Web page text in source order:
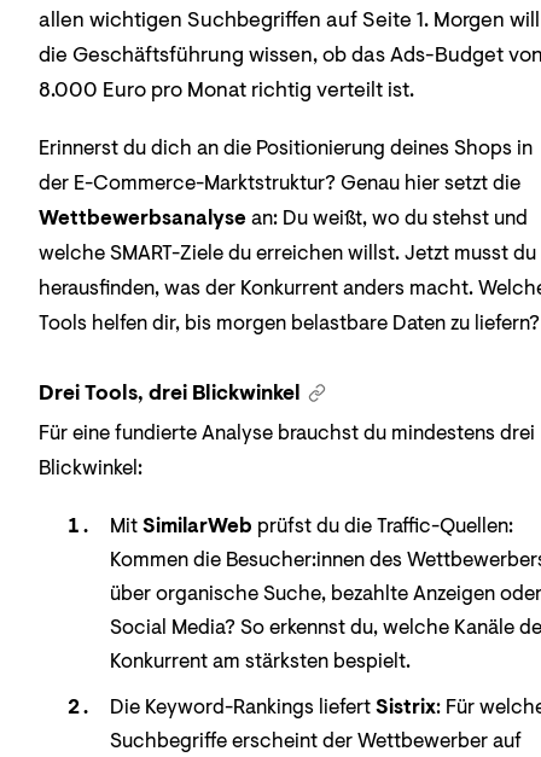
allen wichtigen Suchbegriffen auf Seite 1. Morgen will
die Geschäftsführung wissen, ob das Ads-Budget
8.000 Euro pro Monat richtig verteilt ist.
Erinnerst du dich an die Positionierung deines Shops in
der E-Commerce-Marktstruktur? Genau hier setzt die
Wettbewerbsanalysean: Du weißt, wo du stehst und
welche SMART-Ziele du erreichen willst. Jetzt musst du
herausfinden, was der Konkurrent anders macht.
Tools helfen dir, bis morgen belastbare Daten zu liefern?
Drei Tools, drei Blickwinkel
Für eine fundierte Analyse brauchst du mindestens drei
Blickwinkel:
MitSimilarWeb prüfst du die Traffic-Quellen:
Kommen die Besucher:innen des
über organische Suche, bezahlte Anzeigen oder
Social Media? So erkennst du, welche Kanäle
Konkurrent am stärksten bespielt.
Die Keyword-Rankings liefertSistrix: Für
Suchbegriffe erscheint der Wettbewerber auf